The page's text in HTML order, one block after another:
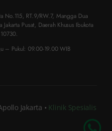
No.115, RT.9/RW.7, Mangga Dua
Pusat, Daerah Khusus Ibukota
– Pukul: 09.00-19.00 WIB
Jakarta • Klinik Spesialis
Chat Dokter